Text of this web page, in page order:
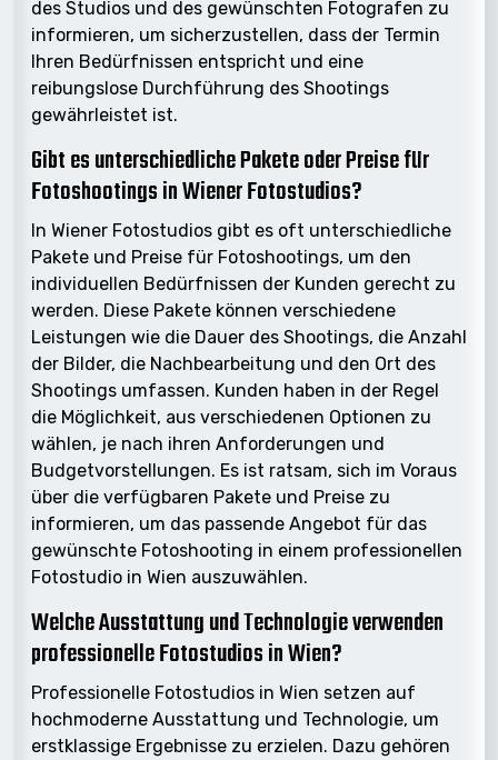
des Studios und des gewünschten Fotografen zu
informieren, um sicherzustellen, dass der Termin
Ihren Bedürfnissen entspricht und eine
reibungslose Durchführung des Shootings
gewährleistet ist.
Gibt es unterschiedliche Pakete oder Preise für
Fotoshootings in Wiener Fotostudios?
In Wiener Fotostudios gibt es oft unterschiedliche
Pakete und Preise für Fotoshootings, um den
individuellen Bedürfnissen der Kunden gerecht zu
werden. Diese Pakete können verschiedene
Leistungen wie die Dauer des Shootings, die Anzahl
der Bilder, die Nachbearbeitung und den Ort des
Shootings umfassen. Kunden haben in der Regel
die Möglichkeit, aus verschiedenen Optionen zu
wählen, je nach ihren Anforderungen und
Budgetvorstellungen. Es ist ratsam, sich im Voraus
über die verfügbaren Pakete und Preise zu
informieren, um das passende Angebot für das
gewünschte Fotoshooting in einem professionellen
Fotostudio in Wien auszuwählen.
Welche Ausstattung und Technologie verwenden
professionelle Fotostudios in Wien?
Professionelle Fotostudios in Wien setzen auf
hochmoderne Ausstattung und Technologie, um
erstklassige Ergebnisse zu erzielen. Dazu gehören